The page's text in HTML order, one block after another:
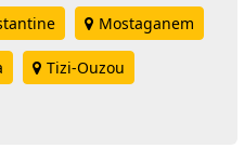
Mostaganem
Tizi-Ouzou